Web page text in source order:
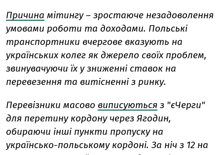
Причина мітингу – зростаюче незадоволення
умовами роботи та доходами. Польські
транспортники вчергове вказують на
українських колег як джерело своїх проблем,
звинувачуючи їх у зниженні ставок на
перевезення та витісненні з ринку.
Перевізники масово виписуються з "єЧерги"
для перетину кордону через Ягодин,
обираючи інші пункти пропуску на
українсько-польському кордоні. За ніч з 12 на